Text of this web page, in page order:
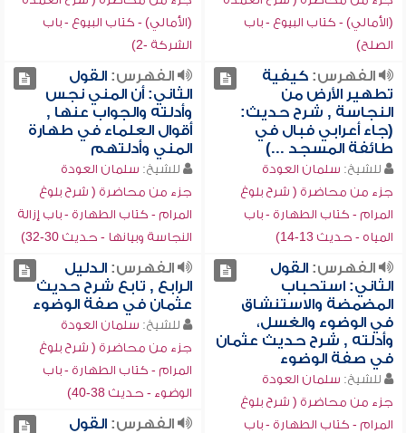
(الأمالي) - كتاب البيوع - باب
الصلح)
(الأمالي) - كتاب البيوع - باب
الشركة -2)
الفهرس:كيفية
تطهير الأرض من
النجاسة , شرح حديث:
(جاء أعرابي فبال في
طائفة المسجد ...)
للشيخ: سلمان العودة
جزء من محاضرة ( شرح بلوغ
المرام - كتاب الطهارة - باب
المياه - حديث 13-14)
الفهرس:القول
الثاني: أن المني نجس
وأدلته والجواب عنها ,
أقوال العلماء في طهارة
المني وأدلتهم
للشيخ: سلمان العودة
جزء من محاضرة ( شرح بلوغ
المرام - كتاب الطهارة - باب إزالة
النجاسة وبيانها - حديث 30-32)
الفهرس:القول
الثاني: استحباب
المضمضة والاستنشاق
في الوضوء والغسل،
وأدلته , شرح حديث عثمان
في صفة الوضوء
للشيخ: سلمان العودة
جزء من محاضرة ( شرح بلوغ
المرام - كتاب الطهارة - باب
الفهرس:الدليل
الرابع , تابع شرح حديث
عثمان في صفة الوضوء
للشيخ: سلمان العودة
جزء من محاضرة ( شرح بلوغ
المرام - كتاب الطهارة - باب
الوضوء - حديث 38-40)
الفهرس:القول